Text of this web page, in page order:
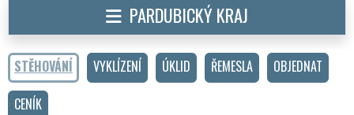
STĚHOVÁNÍ VYKLÍZENÍ ÚKLID ŘEMESLA
OBJEDNAT
CENÍK
PARDUBICKÝ KRAJ